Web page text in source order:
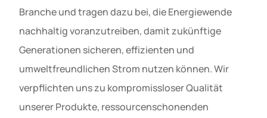
Branche und tragen dazu bei, die Energiewende
nachhaltig voranzutreiben, damit zukünftige
Generationen sicheren, effizienten und
umweltfreundlichen Strom nutzen können. Wir
verpflichten uns zu kompromissloser Qualität
unserer Produkte, ressourcenschonenden